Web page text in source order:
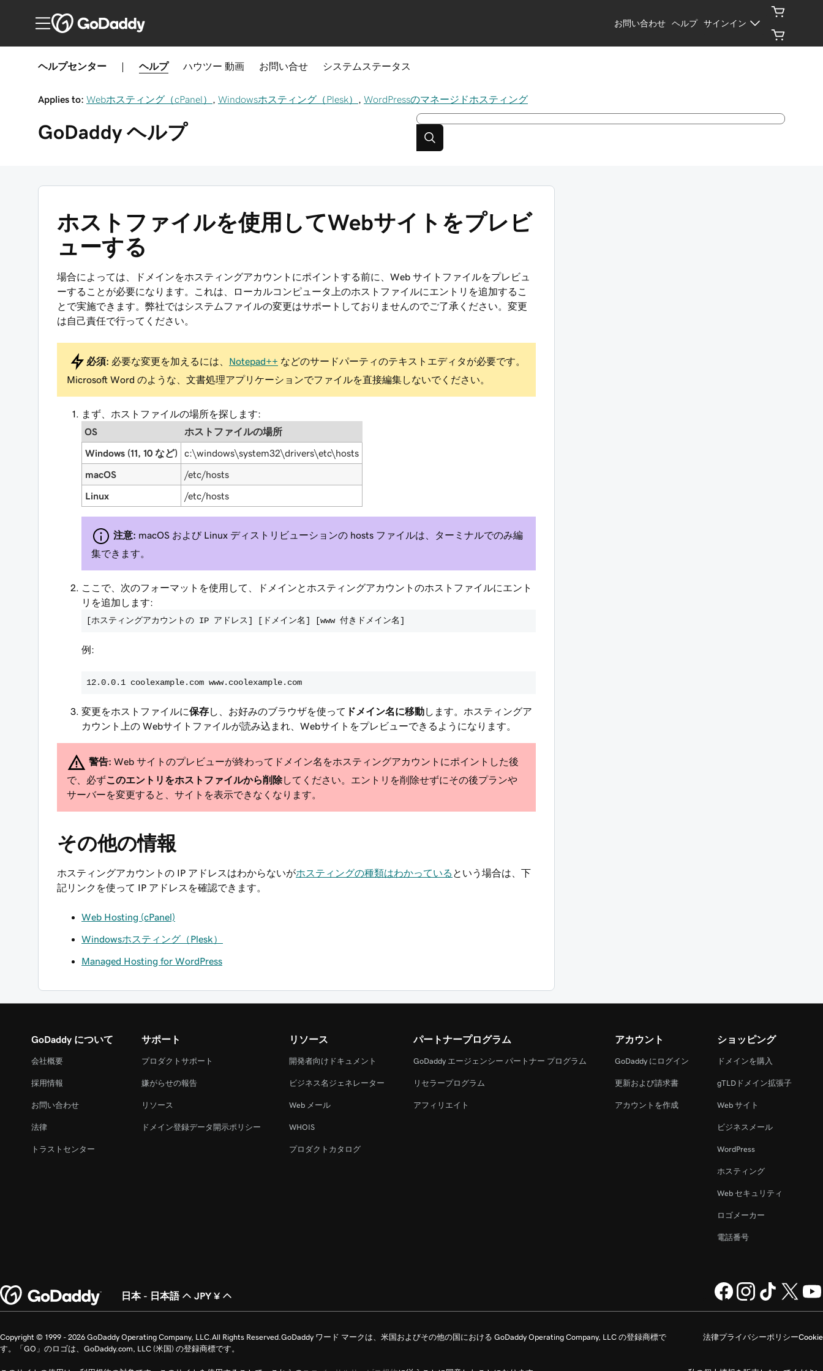
お問い合わせ ヘルプ サインイン
ヘルプセンター ヘルプ ハウツー 動画 お問い合せ システムステータス
Applies to: Webホスティング（cPanel） Windowsホスティング（Plesk） WordPressのマネージドホスティング
GoDaddy ヘルプ
ホストファイルを使用してWebサイトをプレビ
ューする
場合によっては、ドメインをホスティングアカウントにポイントする前に、Web サイトファイルをプレビュ
ーすることが必要になります。これは、ローカルコンピュータ上のホストファイルにエントリを追加するこ
とで実施できます。弊社ではシステムファイルの変更はサポートしておりませんのでご了承ください。変更
は自己責任で行ってください。
必須: 必要な変更を加えるには、 Notepad++ などのサードパーティのテキストエディタが必要です。
Microsoft Word のような、文書処理アプリケーションでファイルを直接編集しないでください。
まず、ホストファイルの場所を探します:
OS
ホストファイルの場所
Windows (11, 10 など) c:\windows\system32\drivers\etc\hosts
macOS /etc/hosts
Linux /etc/hosts
注意: macOS および Linux ディストリビューションの hosts ファイルは、ターミナルでのみ編
集できます。
ここで、次のフォーマットを使用して、ドメインとホスティングアカウントのホストファイルにエント
リを追加します:
[ホスティングアカウントの IP アドレス] [ドメイン名] [www 付きドメイン名]
例:
12.0.0.1 coolexample.com www.coolexample.com
変更をホストファイルに保存し、お好みのブラウザを使って ドメイン名に移動します。ホスティングア
カウント上の Webサイトファイルが読み込まれ、Webサイトをプレビューできるようになります。
警告: Web サイトのプレビューが終わってドメイン名をホスティングアカウントにポイントした後
で、必ずこのエントリをホストファイルから削除してください。エントリを削除せずにその後プランや
サーバーを変更すると、サイトを表示できなくなります。
その他の情報
ホスティングアカウントの IP アドレスはわからないがホスティングの種類はわかっている という場合は、下
記リンクを使って IP アドレスを確認できます。
Web Hosting (cPanel)
Windowsホスティング（Plesk）
Managed Hosting for WordPress
GoDaddy について
会社概要
採用情報
お問い合わせ
法律
トラストセンター
サポート
プロダクトサポート
嫌がらせの報告
リソース
ドメイン登録データ開示ポリシー
リソース
開発者向けドキュメント
ビジネス名ジェネレーター
Web メール
WHOIS
プロダクトカタログ
パートナープログラム
GoDaddy エージェンシー パートナー プログラム
リセラープログラム
アフィリエイト
アカウント
GoDaddy にログイン
更新および請求書
アカウントを作成
ショッピング
ドメインを購入
gTLDドメイン拡張子
Web サイト
ビジネスメール
WordPress
ホスティング
Web セキュリティ
ロゴメーカー
電話番号
日本 - 日本語 JPY ¥
法律プライバシーポリシーCookie
Copyright © 1999 - 2026 GoDaddy Operating Company, LLC.All Rights Reserved.GoDaddy ワード マークは、米国およびその他の国における GoDaddy Operating Company, LLC の登録商標で
す。「GO」のロゴは、GoDaddy.com, LLC (米国) の登録商標です。